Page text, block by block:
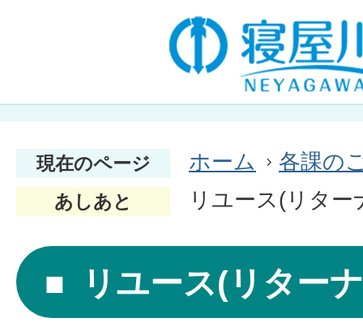
現在のページ ホーム 各課の
あしあと リユース(リタ
リユース(リター